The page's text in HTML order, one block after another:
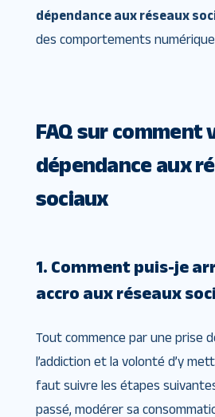
dépendance aux réseaux
des comportements
FAQ sur comment
dépendance aux
sociaux
1. Comment puis-je
accro aux réseaux
Tout commence par une prise
l’addiction et la volonté d’y
faut suivre les étapes
passé, modérer sa